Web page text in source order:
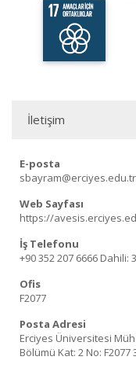
İletişim
E-posta
sbayram@erciyes.edu.tr
Web Sayfası
https://
İş Telefonu
+90 352 207 6666 Dahili:
Ofis
F2077
Posta Adresi
Erciyes Üniversitesi
Bölümü Kat: 2 No: